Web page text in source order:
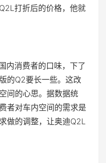
打折后的价格，他就
内消费者的口味，下了
的Q2要长一些。这改
间的心思。据数据统
者对车内空间的需求是
做的调整，让奥迪Q2L